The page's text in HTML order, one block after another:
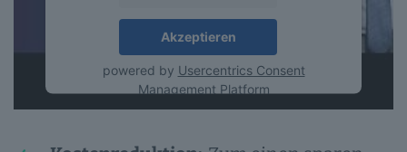
Akzeptieren
powered by Usercentrics Consent
Management Platform